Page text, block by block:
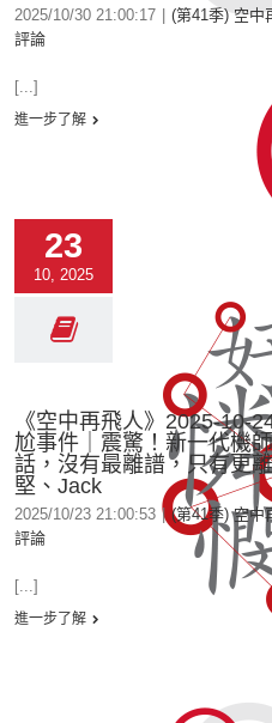
2025/10/30 21:00:17 (第41季) 空中
評論
[...]
進一步了解
23
10, 2025
《空中再飛人》2025-10-
尬事件｜震驚！新一代機
話，沒有最離譜，只有更
堅、Jack
2025/10/23 21:00:53 | (第41季) 空中
評論
[...]
進一步了解